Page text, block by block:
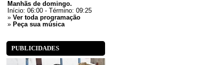
Manhãs de domingo.
Início: 06:00 - Término: 09:25
» Ver toda programação
» Peça sua música
PUBLICIDADES